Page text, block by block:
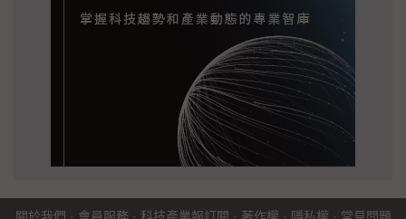
關於我們 · 會員服務 · 科技產業報訂閱 · 著作權 · 隱私權 · 常見問題